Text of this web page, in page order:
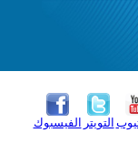
الفيسبوك التويتر